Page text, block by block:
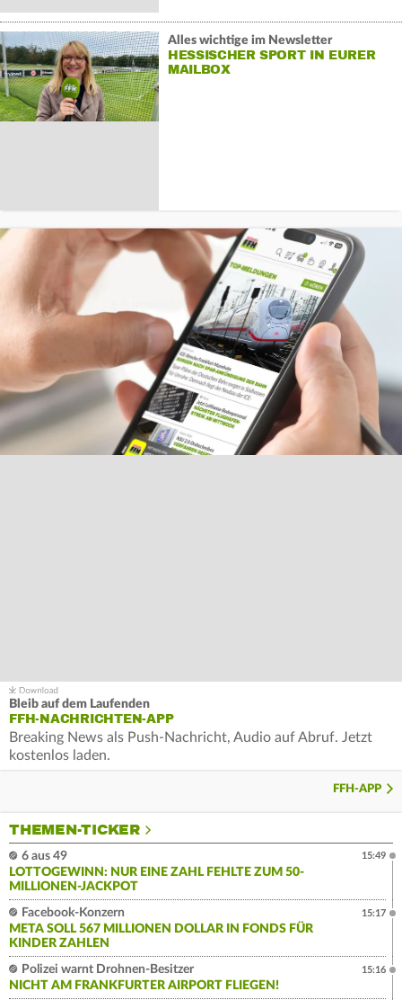
Alles wichtige im Newsletter
HESSISCHER SPORT IN EURER
MAILBOX
Bleib auf dem Laufenden
FFH-NACHRICHTEN-APP
Breaking News als Push-Nachricht, Audio auf Abruf. Jetzt
kostenlos laden.
FFH-APP
THEMEN-TICKER
6 aus 49
LOTTOGEWINN: NUR EINE ZAHL FEHLTE ZUM 50-
MILLIONEN-JACKPOT
15:49
Facebook-Konzern
META SOLL 567 MILLIONEN DOLLAR IN FONDS FÜR
KINDER ZAHLEN
15:17
Polizei warnt Drohnen-Besitzer
NICHT AM FRANKFURTER AIRPORT FLIEGEN!
15:16